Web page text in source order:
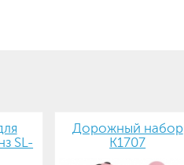
SL-
Дорожный набор
К1707